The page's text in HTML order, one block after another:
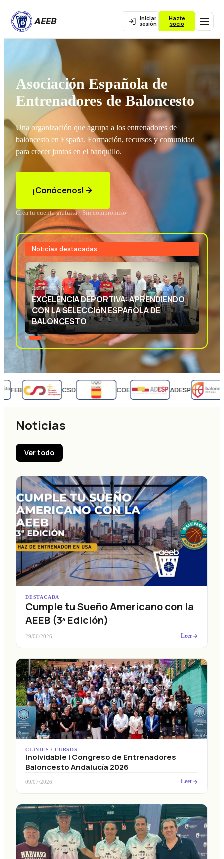
AEEB Iniciar
sesión
Hazte
socio
Asociación Española de
Entrenadores de Baloncesto
Una organización que agrupa a los entrenadores de
baloncesto en España. Formación, recursos y comunidad
para crecer juntos en el banquillo.
¡Conócenos!
Crea tu cuenta gratuita · Sin compromiso
Noticias destacadas
3 JUL 2026
EXCELENCIA DEPORTIVA: APRENDIENDO
CON LA SELECCIóN ESPAñOLA DE
BALONCESTO
FEB CSD COE ADESP
Noticias
Ver todo
DESTACADA
Cumple tu Sueño Americano con la
AEEB (3ª Edición)
29/06/2026 Leer
CLINICS / CURSOS
Inolvidable I Congreso de Entrenadores
Baloncesto Andalucía 2026
09/07/2026 Leer